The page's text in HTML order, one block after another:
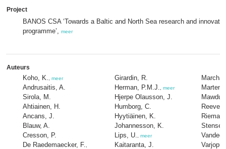
Project
BANOS CSA ‘Towards a Baltic and North Sea research and
programme’, meer
Auteurs
Koho, K. meer
Andrusaitis, A.
Sirola, M.
Ahtiainen, H.
Ancans, J.
Blauw, A.
Cresson, P.
De Raedemaecker, F.
Girardin, R.
Herman, P.M.J.
meer
Hjerpe Olausson, J.
Humborg, C.
Hyytiäinen, K.
Johannesson, K.
Lips, U.
meer
Kaitaranta, J.